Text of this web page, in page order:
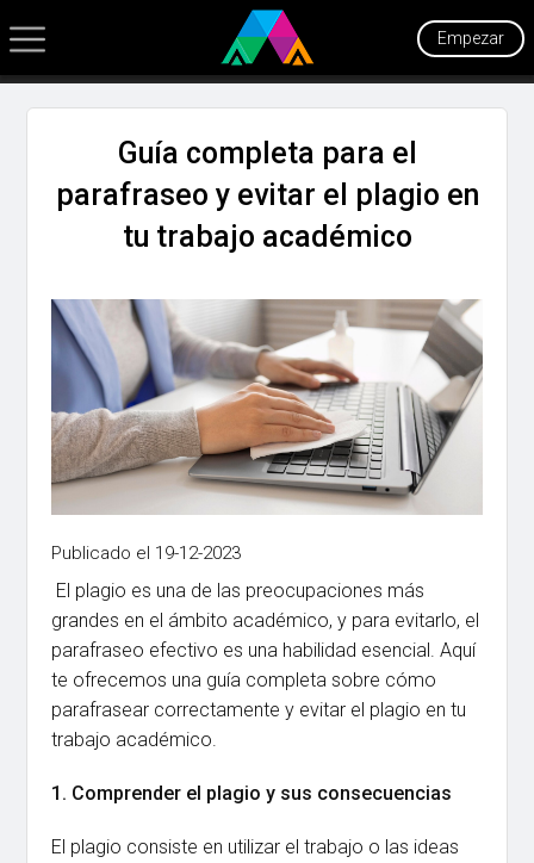
Empezar
Guía completa para el
parafraseo y evitar el plagio en
tu trabajo académico
Publicado el 19-12-2023
El plagio es una de las preocupaciones más
grandes en el ámbito académico, y para evitarlo, el
parafraseo efectivo es una habilidad esencial. Aquí
te ofrecemos una guía completa sobre cómo
parafrasear correctamente y evitar el plagio en tu
trabajo académico.
1. Comprender el plagio y sus consecuencias
El plagio consiste en utilizar el trabajo o las ideas